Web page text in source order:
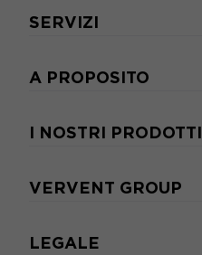
SERVIZI
A PROPOSITO
I NOSTRI PRODOTTI
VERVENT GROUP
LEGALE